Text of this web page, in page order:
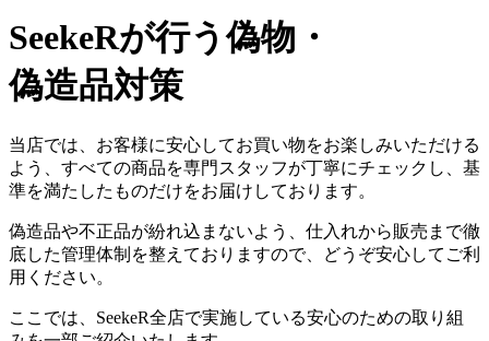
SeekeRが行う偽物・
偽造品対策
当店では、お客様に安心してお買い物をお楽しみいただける
よう、すべての商品を専門スタッフが丁寧にチェックし、基
準を満たしたものだけをお届けしております。
偽造品や不正品が紛れ込まないよう、仕入れから販売まで徹
底した管理体制を整えておりますので、どうぞ安心してご利
用ください。
ここでは、SeekeR全店で実施している安心のための取り組